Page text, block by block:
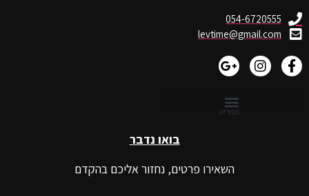
054-6720555
levtime@gmail.com
בואו נדבר
השאירו פרטים, נחזור אליכם בהקדם